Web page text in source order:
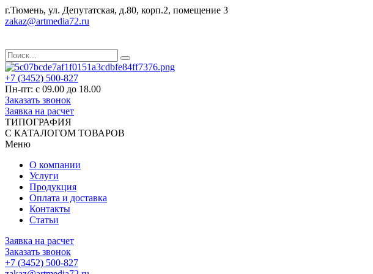
г.Тюмень, ул. Депутатская, д.80, корп.2, помещение 3
zakaz@artmedia72.ru
+7 (3452) 500-827
Пн-пт: с 09.00 до 18.00
Заказать звонок
Заявка на расчет
ТИПОГРАФИЯ
С КАТАЛОГОМ ТОВАРОВ
Меню
О компании
Услуги
Продукция
Оплата и доставка
Контакты
Статьи
Заявка на расчет
Заказать звонок
+7 (3452) 500-827